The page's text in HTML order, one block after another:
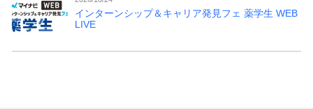
インターンシップ＆キャリア発見フェ 薬学生 WEB
LIVE